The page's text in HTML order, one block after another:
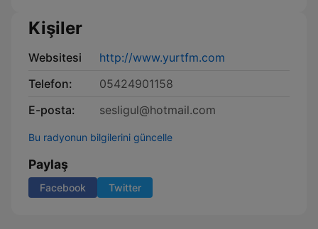
Kişiler
Websitesi
http://www.yurtfm.com
Telefon:
05424901158
E-posta:
sesligul@hotmail.com
Bu radyonun bilgilerini güncelle
Paylaş
Facebook Twitter